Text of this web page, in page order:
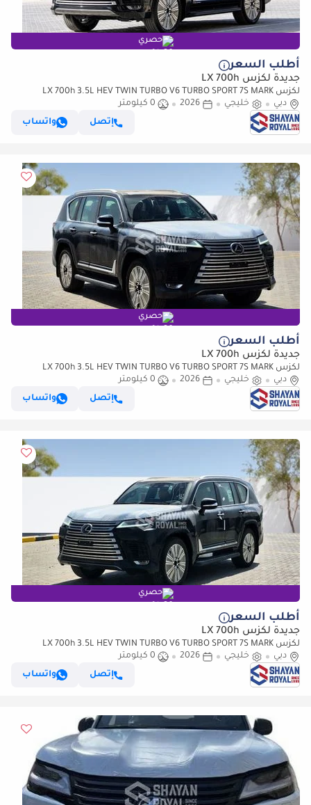
حصري
أطلب السعر
جديدة لكزس LX 700h
لكزس LX 700h 3.5L HEV TWIN TURBO V6 TURBO SPORT 7S MARK
LEVINSON | AUTO PARKING, 2026MY
دبي خليجي 2026
0 كيلومتر
إتصل
واتساب
حصري
أطلب السعر
جديدة لكزس LX 700h
لكزس LX 700h 3.5L HEV TWIN TURBO V6 TURBO SPORT 7S MARK
LEVINSON | AUTO PARKING, 2026MY
دبي خليجي 2026
0 كيلومتر
إتصل
واتساب
حصري
أطلب السعر
جديدة لكزس LX 700h
لكزس LX 700h 3.5L HEV TWIN TURBO V6 TURBO SPORT 7S MARK
LEVINSON | AUTO PARKING, 2026MY
دبي خليجي 2026
0 كيلومتر
إتصل
واتساب